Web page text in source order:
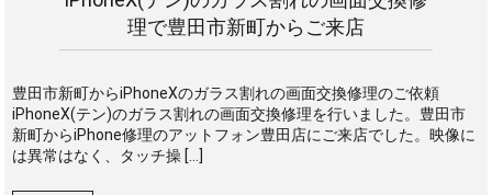
理で豊田市新町からご来店
豊田市新町からiPhoneXのガラス割れの画面交換修理のご依頼
iPhoneX(テン)のガラス割れの画面交換修理を行いました。豊田市
新町からiPhone修理のアットフォン豊田店にご来店でした。映像に
は異常はなく、タッチ操 […]